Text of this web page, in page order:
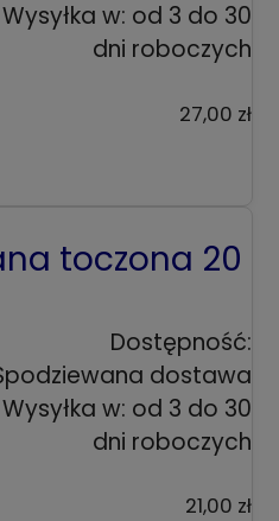
Wysyłka w: od 3 do 30
dni roboczych
27,00 zł
toczona 20
Dostępność:
dostawa
Wysyłka w: od 3 do 30
dni roboczych
21,00 zł